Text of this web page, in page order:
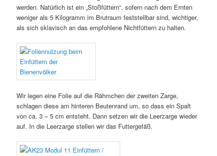
werden. Natürlich ist ein „Stoßfüttern“, sofern nach dem Ernten
weniger als 5 Kilogramm im Brutraum feststellbar sind, wichtiger,
als sich sklavisch an das empfohlene Nichtfüttern zu halten.
Wir legen eine Folie auf die Rähmchen der zweiten Zarge,
schlagen diese am hinteren Beutenrand um, so dass ein Spalt
von ca. 3 – 5 cm entsteht. Dann setzen wir die Leerzarge wieder
auf. In die Leerzarge stellen wir das Futtergefäß.